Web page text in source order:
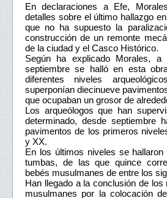
En declaraciones a Efe,
detalles sobre el último hallazgo
que no ha supuesto la
construcción de un remonte
de la ciudad y el Casco Histórico.
Según ha explicado Morales,
septiembre se halló en esta
diferentes niveles
superponían diecinueve
que ocupaban un grosor de
Los arqueólogos que han
determinado, desde septiembre
pavimentos de los primeros
y XX.
En los últimos niveles se
tumbas, de las que quince
bebés musulmanes de entre los
Han llegado a la conclusión de
musulmanes por la colocación